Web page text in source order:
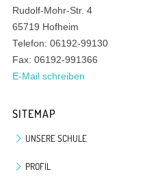
Rudolf-Mohr-Str. 4
65719 Hofheim
Telefon: 06192-99130
Fax: 06192-991366
E-Mail schreiben
SITEMAP
UNSERE SCHULE
PROFIL